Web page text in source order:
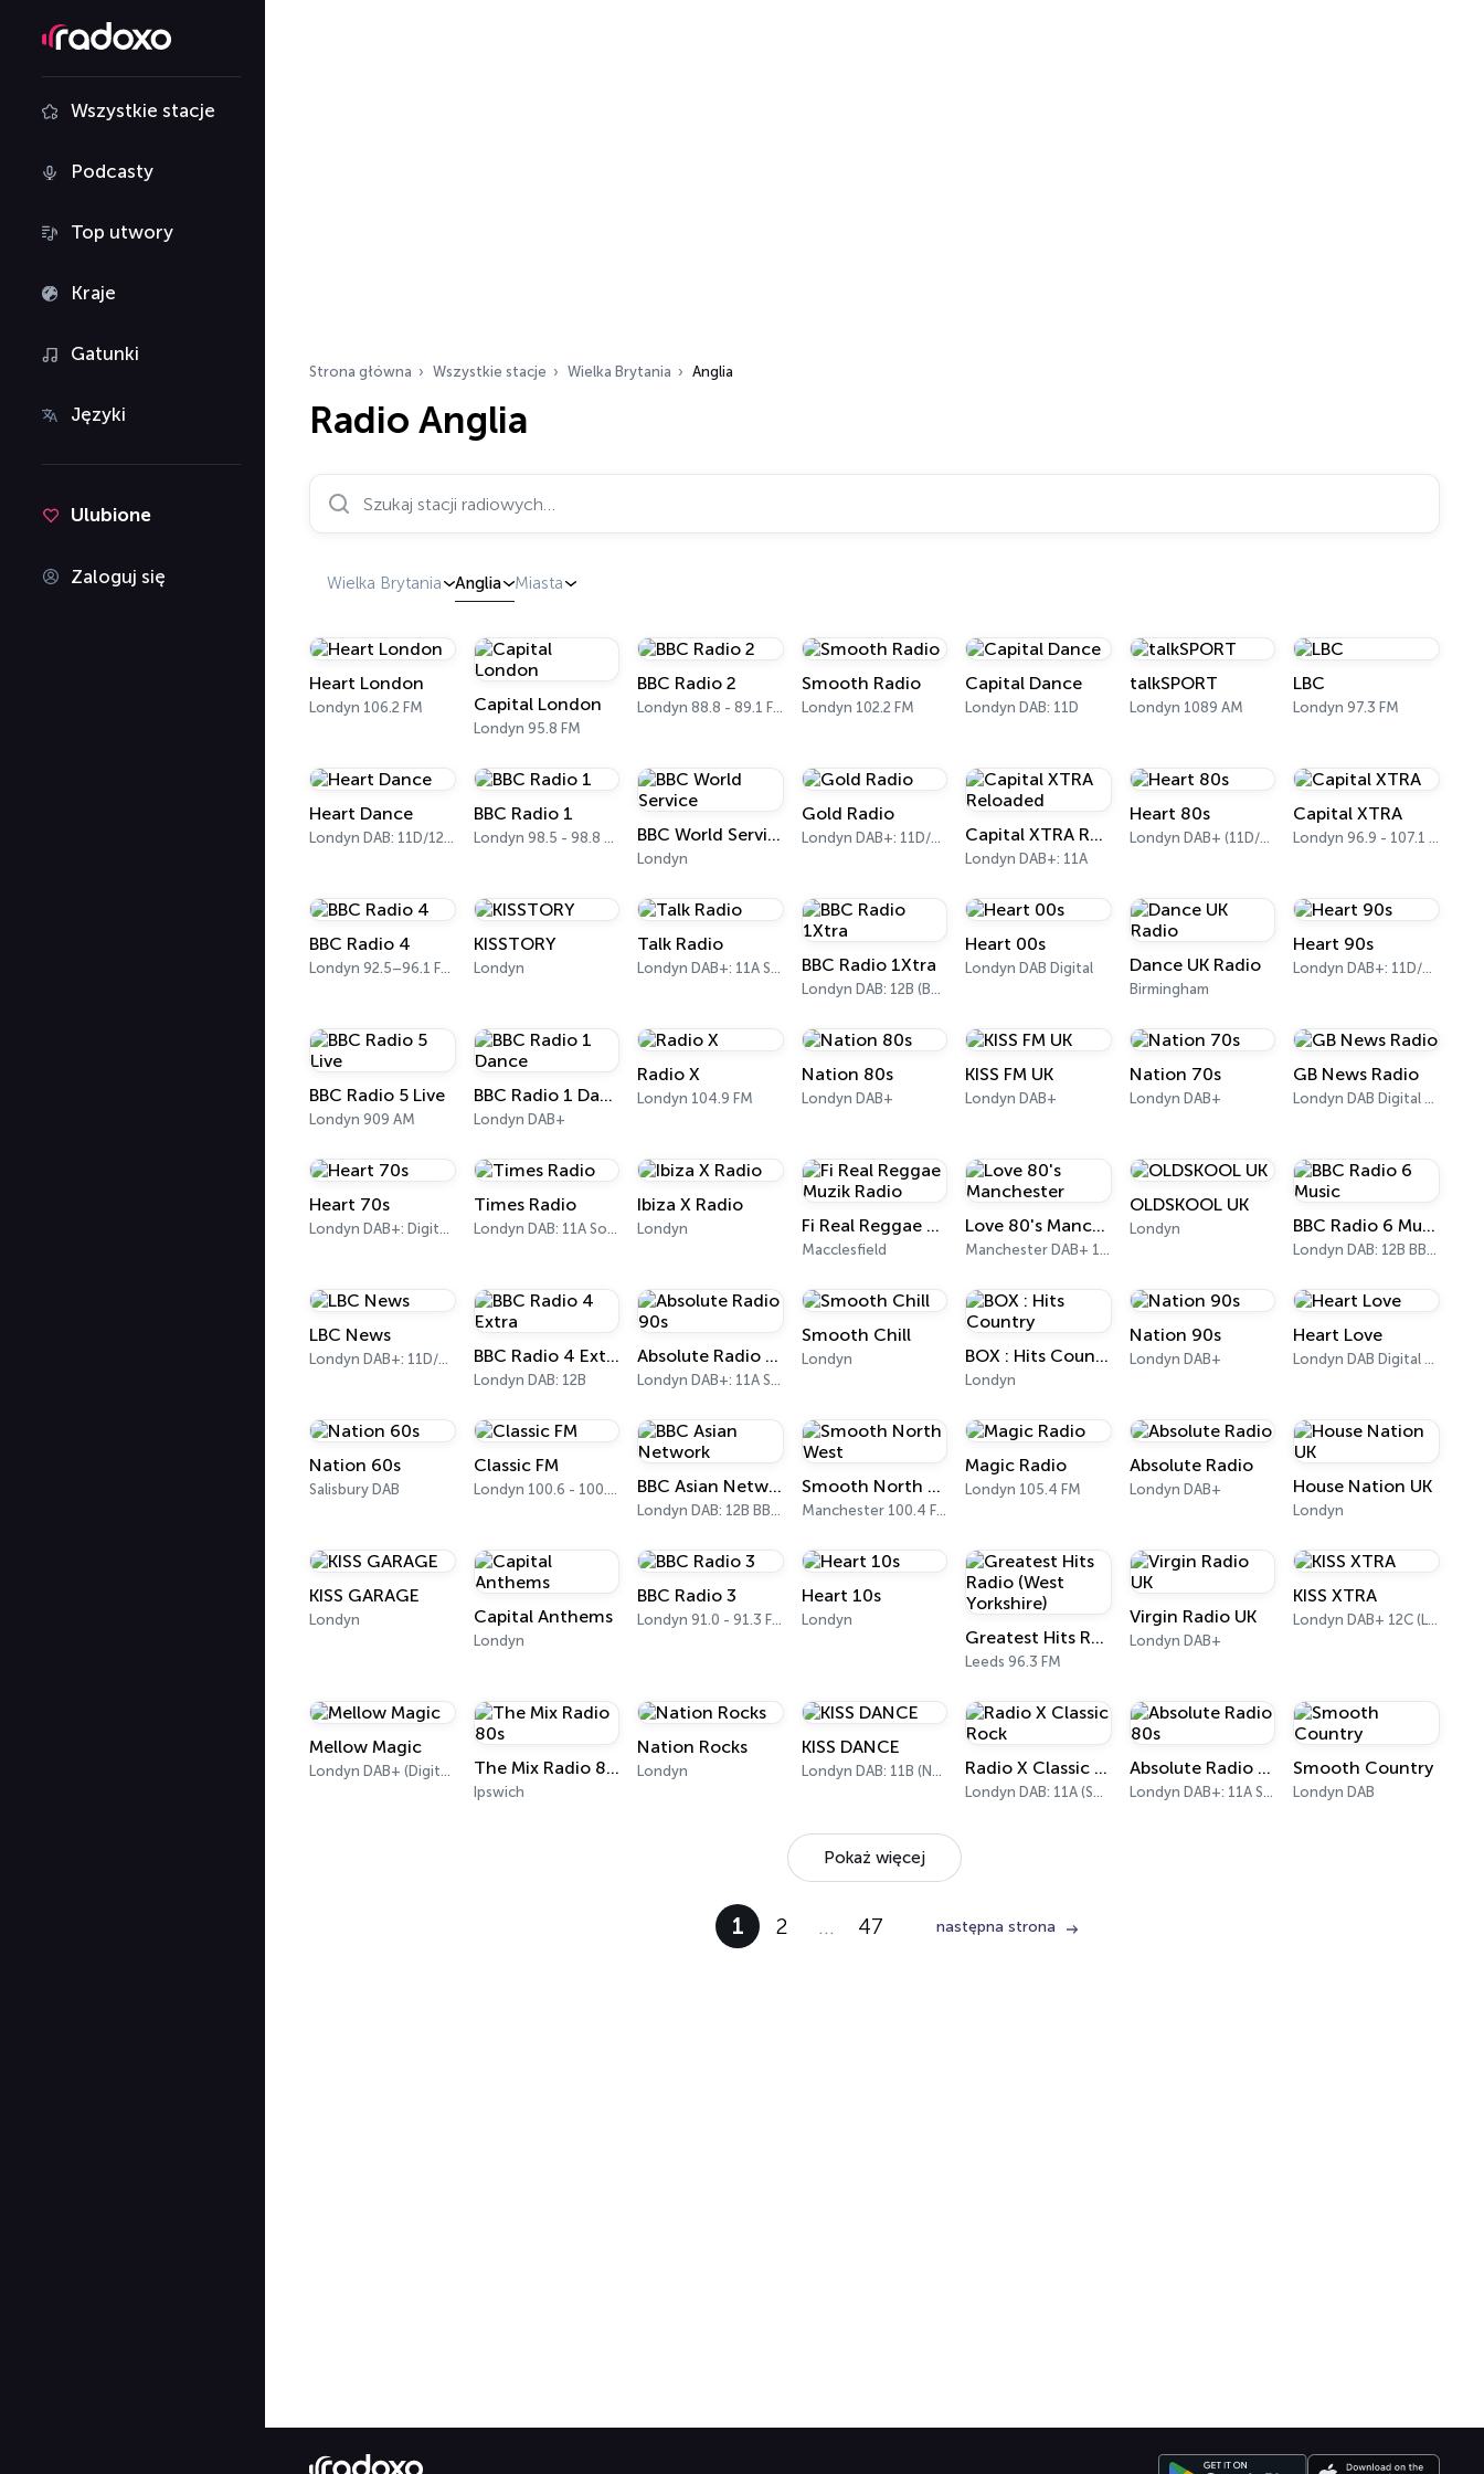
Wszystkie stacje
Podcasty
Top utwory
Kraje
Gatunki
Języki
Ulubione
Zaloguj się
Strona główna Wszystkie stacje Wielka Brytania Anglia
Radio Anglia
Szukaj stacji radiowych…
Wielka Brytania Anglia Miasta
Heart London
Londyn 106.2 FM Capital London
Londyn 95.8 FM
BBC Radio 2
Londyn 88.8 - 89.1 FM
Smooth Radio
Londyn 102.2 FM
Capital Dance
Londyn DAB: 11D
talkSPORT
Londyn 1089 AM
LBC
Londyn 97.3 FM
Heart Dance
Londyn DAB: 11D/12A Digital One
BBC Radio 1
Londyn 98.5 - 98.8 FM BBC World Service
Londyn
Gold Radio
Londyn DAB+: 11D/12A (UK) Capital XTRA Reloaded
Londyn DAB+: 11A
Heart 80s
Londyn DAB+ (11D/12A)
Capital XTRA
Londyn 96.9 - 107.1 FM
BBC Radio 4
Londyn 92.5–96.1 FM, 103.5–104.9 FM, 198 LW
KISSTORY
Londyn
Talk Radio
Londyn DAB+: 11A Sound Digital BBC Radio 1Xtra
Londyn DAB: 12B (BBC National DAB)
Heart 00s
Londyn DAB Digital Dance UK Radio
Birmingham
Heart 90s
Londyn DAB+: 11D/12A (Digital One)
BBC Radio 5 Live
Londyn 909 AM
BBC Radio 1 Dance
Londyn DAB+
Radio X
Londyn 104.9 FM
Nation 80s
Londyn DAB+
KISS FM UK
Londyn DAB+
Nation 70s
Londyn DAB+
GB News Radio
Londyn DAB Digital One (UK)
Heart 70s
Londyn DAB+: Digital One
Times Radio
Londyn DAB: 11A Sound Digital
Ibiza X Radio
Londyn Fi Real Reggae Muzik Radio
Macclesfield
Love 80's Manchester
Manchester DAB+ 10B
OLDSKOOL UK
Londyn BBC Radio 6 Music
Londyn DAB: 12B BBC National DAB
LBC News
Londyn DAB+: 11D/12A Digital One BBC Radio 4 Extra
Londyn DAB: 12B
Absolute Radio 90s
Londyn DAB+: 11A Sound Digital (UK)
Smooth Chill
Londyn BOX : Hits Country
Londyn
Nation 90s
Londyn DAB+
Heart Love
Londyn DAB Digital Radio
Nation 60s
Salisbury DAB
Classic FM
Londyn 100.6 - 100.9 FM BBC Asian Network
Londyn DAB: 12B BBC National DAB
Smooth North West
Manchester 100.4 FM
Magic Radio
Londyn 105.4 FM
Absolute Radio
Londyn DAB+ House Nation UK
Londyn
KISS GARAGE
Londyn Capital Anthems
Londyn
BBC Radio 3
Londyn 91.0 - 91.3 FM
Heart 10s
Londyn
Greatest Hits Radio (West Yorkshire)
Leeds 96.3 FM
Virgin Radio UK
Londyn DAB+
KISS XTRA
Londyn DAB+ 12C (London), 11B (North & West Cumbria)
Mellow Magic
Londyn DAB+ (Digital only) The Mix Radio 80s
Ipswich
Nation Rocks
Londyn
KISS DANCE
Londyn DAB: 11B (North Cumbria) Radio X Classic Rock
Londyn DAB: 11A (Sound Digital)
Absolute Radio 80s
Londyn DAB+: 11A Sound Digital (UK)
Smooth Country
Londyn DAB
Pokaż więcej
1 2 … 47 następna strona